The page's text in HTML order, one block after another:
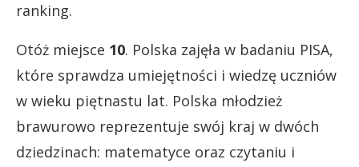
ranking.
Otóż miejsce 10. Polska zajęła w badaniu PISA,
które sprawdza umiejętności i wiedzę uczniów
w wieku piętnastu lat. Polska młodzież
brawurowo reprezentuje swój kraj w dwóch
dziedzinach: matematyce oraz czytaniu i